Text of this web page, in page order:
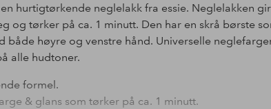
en hurtigtørkende neglelakk fra essie. Neglelakken
og tørker på ca. 1 minutt. Den har en skrå børste
både høyre og venstre hånd. Universelle
alle hudtoner.
formel.
& glans som tørker på ca. 1 minutt.